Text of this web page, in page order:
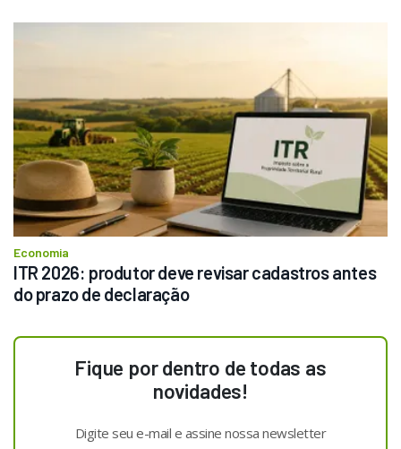
Economia
ITR 2026: produtor deve revisar cadastros antes
do prazo de declaração
Fique por dentro de todas as
novidades!
Digite seu e-mail e assine nossa newsletter